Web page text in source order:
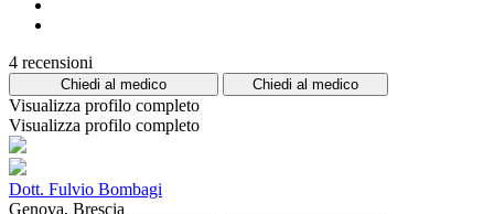
4 recensioni
Chiedi al medico Chiedi al medico
Visualizza profilo completo
Visualizza profilo completo
Dott. Fulvio Bombagi
Genova, Brescia